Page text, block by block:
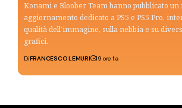
Konami e Bloober Team hanno pubblicato un
aggiornamento dedicato a PS5 e PS5 Pro,
qualità dell’immagine, sulla nebbia e su
grafici.
DiFRANCESCO LEMURI 19 ore fa